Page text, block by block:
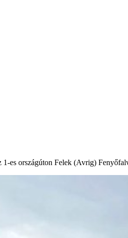
es országúton Felek (Avrig)